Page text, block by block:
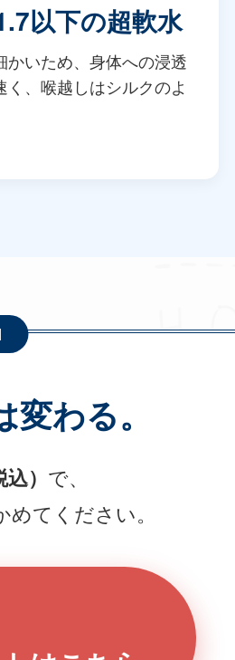
以下の超軟水
かいため、身体への浸透
く、喉越しはシルクのよ
わる。
） で、
てください。